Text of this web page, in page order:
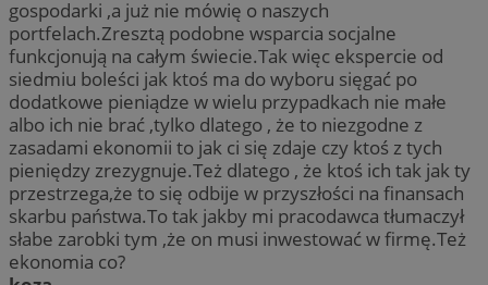
gospodarki ,a już nie mówię o naszych
portfelach.Zresztą podobne wsparcia socjalne
funkcjonują na całym świecie.Tak więc ekspercie od
siedmiu boleści jak ktoś ma do wyboru sięgać po
dodatkowe pieniądze w wielu przypadkach nie małe
albo ich nie brać ,tylko dlatego , że to niezgodne z
zasadami ekonomii to jak ci się zdaje czy ktoś z tych
pieniędzy zrezygnuje.Też dlatego , że ktoś ich tak jak ty
przestrzega,że to się odbije w przyszłości na finansach
skarbu państwa.To tak jakby mi pracodawca tłumaczył
słabe zarobki tym ,że on musi inwestować w firmę.Też
ekonomia co?